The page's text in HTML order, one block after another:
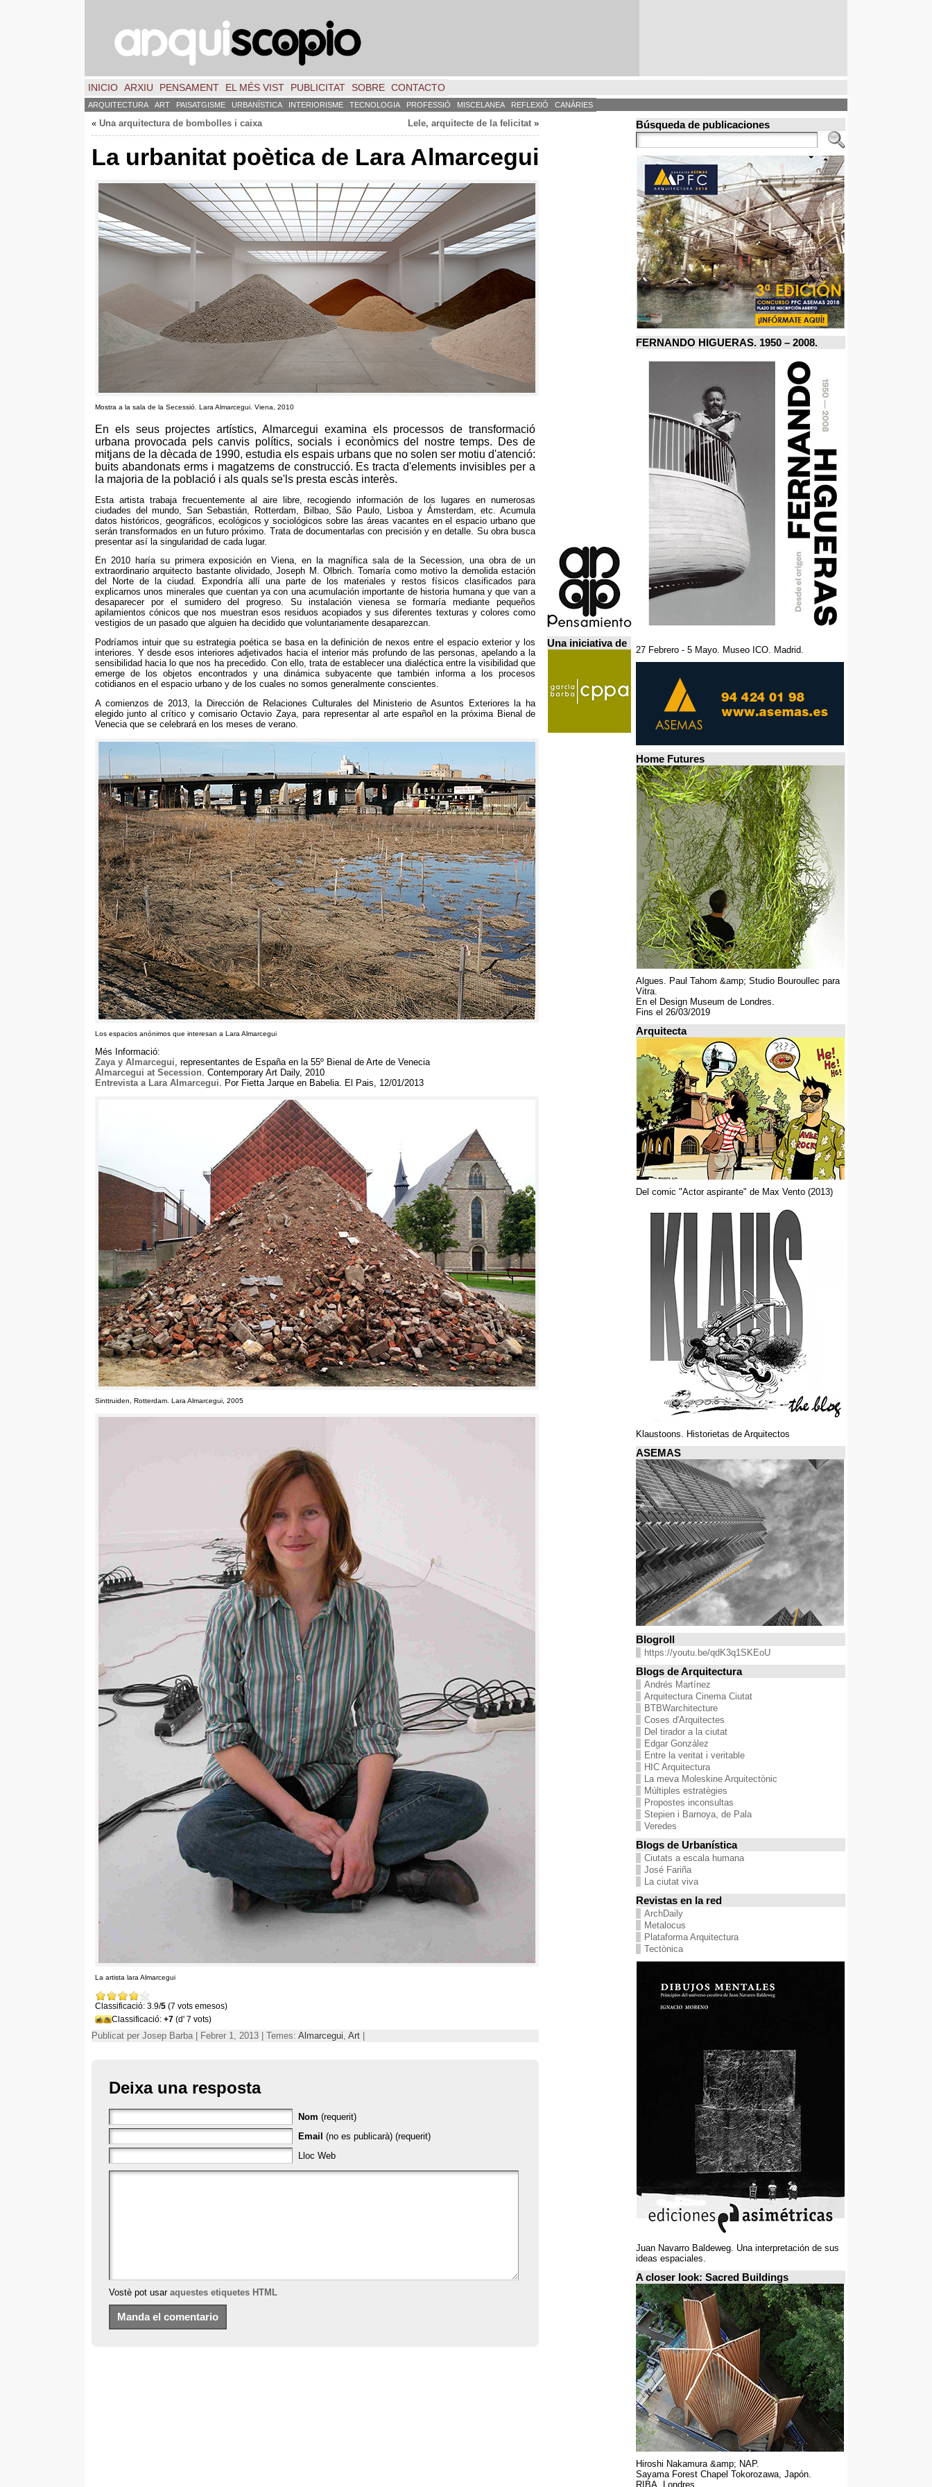
INICIO ARXIU PENSAMENT EL MÉS VIST PUBLICITAT SOBRE CONTACTO
ARQUITECTURA ART PAISATGISME URBANÍSTICA INTERIORISME TECNOLOGIA PROFESSIÓ MISCELANEA REFLEXIÓ CANÀRIES
« Una arquitectura de bombolles i caixa Lele, arquitecte de la felicitat »
La urbanitat poètica de Lara Almarcegui
Mostra a la sala de la Secessió. Lara Almarcegui. Viena, 2010
En els seus projectes artístics, Almarcegui examina els processos de transformació
urbana provocada pels canvis polítics, socials i econòmics del nostre temps. Des de
mitjans de la dècada de 1990, estudia els espais urbans que no solen ser motiu d'atenció:
buits abandonats erms i magatzems de construcció. Es tracta d'elements invisibles per a
la majoria de la població i als quals se'ls presta escàs interès.
Esta artista trabaja frecuentemente al aire libre,recogiendo información de los lugares en numerosas
ciudades del mundo
San Sebastián Rotterdam , Bilbao,São Paulo, Lisboa y Ámsterdam , etc.Acumula
datos históricos
geográficos
ecológicos y sociológicos sobre las áreas vacantes en el espacio urbano que
serán transformados en un futuro próximo Trata de documentarlas con precisión y en detalle Su obra busca
presentar así la singularidad de cada lugar.
En 2010 haría su primera exposición en Viena,en la magnífica sala de la Secession,una obra de un
extraordinario arquitecto bastante olividado,Joseph M .Olbrich.Tomaría como motivo la demolida estación
del Norte de la ciudad.
Expondría allí una parte de los materiales y restos físicos clasificados para
explicarnos unos minerales que cuentan ya con una acumulación importante de historia humana y que van a
desaparecer por el sumidero del progreso.Su instalación vienesa se formaría mediante pequeños
apilamientos cónicos que nos muestran esos residuos acopiados y sus diferentes texturas y colores como
vestigios de un pasado que alguien ha decidido que voluntariamente desaparezcan.
Podríamos intuir que su estrategia poética se basa en la definición de nexos entre el espacio exterior y los
interiores. Y desde esos interiores adjetivados hacia el interior más profundo de las personas, apelando a la
sensibilidad hacia lo que nos ha precedido. Con ello,trata de establecer una dialéctica entre la visibilidad que
emerge de los objetos encontrados y una dinámica subyacente que también informa a los procesos
cotidianos en el espacio urbano y de los cuales no somos generalmente conscientes.
A comienzos de 2013,
la Dirección de Relaciones Culturales del Ministerio de Asuntos Exteriores la ha
elegido junto al crítico y comisario Octavio Zaya,para representar al arte español en la próxima Bienal de
Venecia que se celebrará en los meses de verano
Los espacios anónimos que interesan a Lara Almarcegui
Més Informació:
Zaya y Almarcegui representantes de España en la 55º Bienal de Arte de Venecia
Almarcegui at Secession Contemporary Art Daily, 2010
Entrevista a Lara Almarcegui
Por Fietta Jarque en Babelia El Pais , 12/01/2013
Sinttruiden, Rotterdam. Lara Almarcegui, 2005
La artista lara Almarcegui
Classificació: 3.9/5 (7 vots emesos)
Classificació: +7 (d' 7 vots)
Publicat per Josep Barba | Febrer 1, 2013 | Temes: Almarcegui Art
Deixa una resposta
Nom (requerit)
Email (no es publicarà) (requerit)
Lloc Web
Vostè pot usar aquestes etiquetes HTML
Una iniciativa de
Búsqueda de publicaciones
FERNANDO HIGUERAS. 1950 – 2008.
27 Febrero - 5 Mayo. Museo ICO. Madrid.
Home Futures
Algues. Paul Tahom &amp; Studio Bouroullec para
Vitra.
En el Design Museum de Londres.
Fins el 26/03/2019
Arquitecta
Del comic "Actor aspirante" de Max Vento (2013)
Klaustoons. Historietas de Arquitectos
ASEMAS
Blogroll
https://youtu.be/qdK3q1SKEoU
Blogs de Arquitectura
Andrés Martínez
Arquitectura Cinema Ciutat
BTBWarchitecture
Coses d'Arquitectes
Del tirador a la ciutat
Edgar González
Entre la veritat i veritable
HIC Arquitectura
La meva Moleskine Arquitectònic
Múltiples estratègies
Propostes inconsultas
Stepien i Barnoya, de Pala
Veredes
Blogs de Urbanística
Ciutats a escala humana
José Fariña
La ciutat viva
Revistas en la red
ArchDaily
Metalocus
Plataforma Arquitectura
Tectònica
Juan Navarro Baldeweg. Una interpretación de sus
ideas espaciales.
A closer look: Sacred Buildings
Hiroshi Nakamura &amp; NAP.
Sayama Forest Chapel Tokorozawa, Japón.
RIBA, Londres.